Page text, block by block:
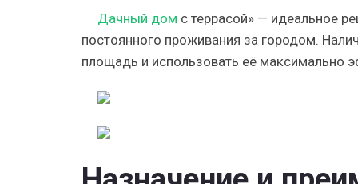
Дачный дом с террасой» — идеальное
постоянного проживания за городом.
площадь и использовать её максимально